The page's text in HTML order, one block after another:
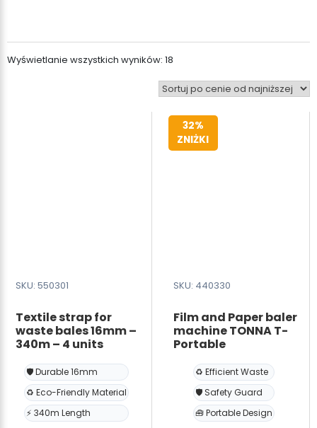
Wyświetlanie wszystkich wyników: 18
ceny:
od
niskiej
do
wysokiej
SKU: 550301
Textile strap for
waste bales 16mm –
340m – 4 units
🛡️ Durable 16mm
♻️ Eco-Friendly Material
⚡ 340m Length
32%
ZNIŻKI
SKU: 440330
Film and Paper baler
machine TONNA T-
Portable
♻️ Efficient Waste
🛡️ Safety Guard
🧰 Portable Design